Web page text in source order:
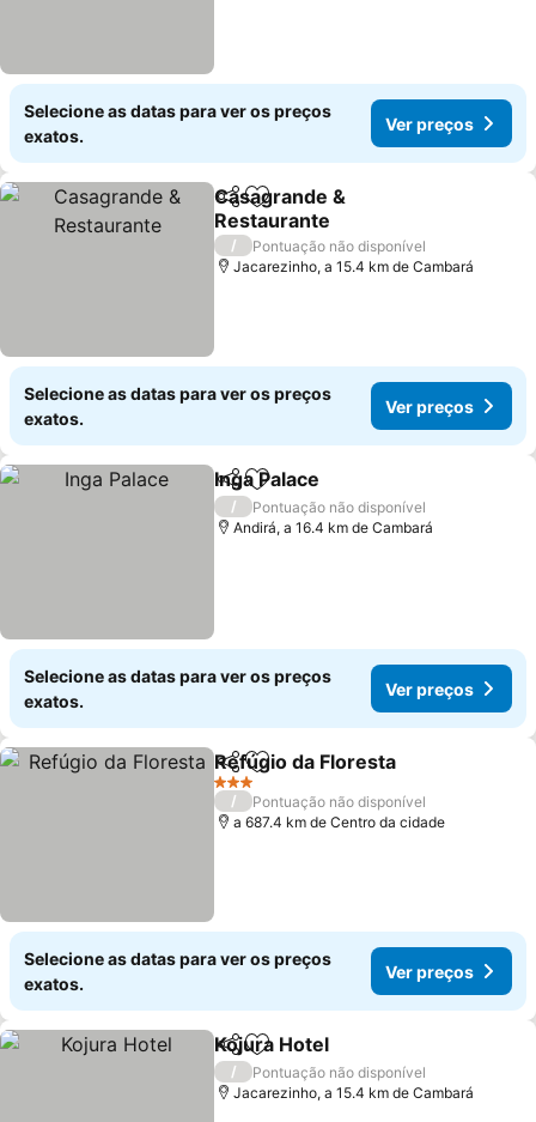
Selecione as datas para ver os preços
exatos.
Ver preços
PartilharAdicionar aos favoritos
Casagrande &
Restaurante
/
Pontuação não disponível
Jacarezinho, a 15.4 km de Cambará
Selecione as datas para ver os preços
exatos.
Ver preços
PartilharAdicionar aos favoritos
Inga Palace
/
Pontuação não disponível
Andirá, a 16.4 km de Cambará
Selecione as datas para ver os preços
exatos.
Ver preços
PartilharAdicionar aos favoritos
Refúgio da Floresta
3 Estrelas
/
Pontuação não disponível
a 687.4 km de Centro da cidade
Selecione as datas para ver os preços
exatos.
Ver preços
PartilharAdicionar aos favoritos
Kojura Hotel
/
Pontuação não disponível
Jacarezinho, a 15.4 km de Cambará